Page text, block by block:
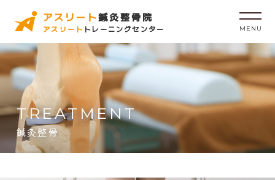
アスリート鍼灸整骨院
アスリート トレーニングセンター MENU
TREATMENT
鍼灸整骨